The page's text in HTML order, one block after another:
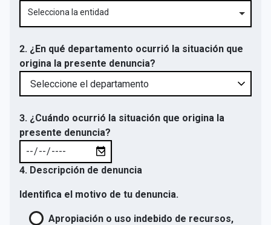
Selecciona la entidad
2. ¿En qué departamento ocurrió la situación que
origina la presente denuncia?
3. ¿Cuándo ocurrió la situación que origina la
presente denuncia?
4. Descripción de denuncia
Identifica el motivo de tu denuncia.
Apropiación o uso indebido de recursos,